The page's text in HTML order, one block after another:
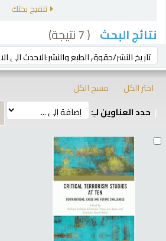
تنقيح بحثك
نتائج البحث ( 7 نتيجة)
ترتيب بواسطة:
اختر الكل
مسح الكل
حدد العناوين لـِ: